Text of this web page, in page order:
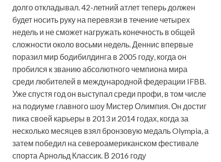
долго откладывал. 42-летний атлет теперь должен
будет носить руку на перевязи в течение четырех
недель и не сможет нагружать конечность в общей
сложности около восьми недель. Деннис впервые
поразил мир бодибилдинга в 2005 году, когда он
пробился к званию абсолютного чемпиона мира
среди любителей в международной федерации IFBB.
Уже спустя год он выступал среди профи, в том числе
на подиуме главного шоу Мистер Олимпия. Он достиг
пика своей карьеры в 2013 и 2014 годах, когда за
несколько месяцев взял бронзовую медаль Olympia, а
затем победил на североамериканском фестивале
спорта Арнольд Классик. В 2016 году